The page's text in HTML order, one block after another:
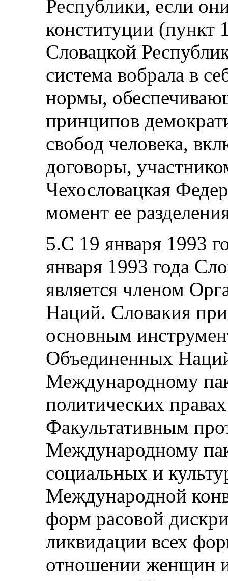
Республики, если
конституции (пункт
Словацкой
система вобрала в
нормы,
принципов
свобод человека,
договоры,
Чехословацкая
момент ее
5.С 19 января 1993
января 1993 года
является членом
Наций. Словакия
основным
Объединенных
Международному
политических
Факультативным
Международному
социальных и
Международной
форм расовой
ликвидации всех
отношении женщин